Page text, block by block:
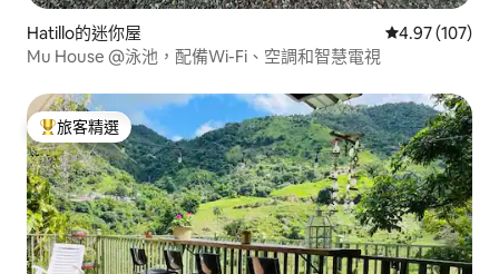
Hatillo的迷你屋 從 107 則評價
4.97 (107)
Mu House @泳池，配備Wi-Fi、空調和智慧電視
旅客精選榜首
旅客精選